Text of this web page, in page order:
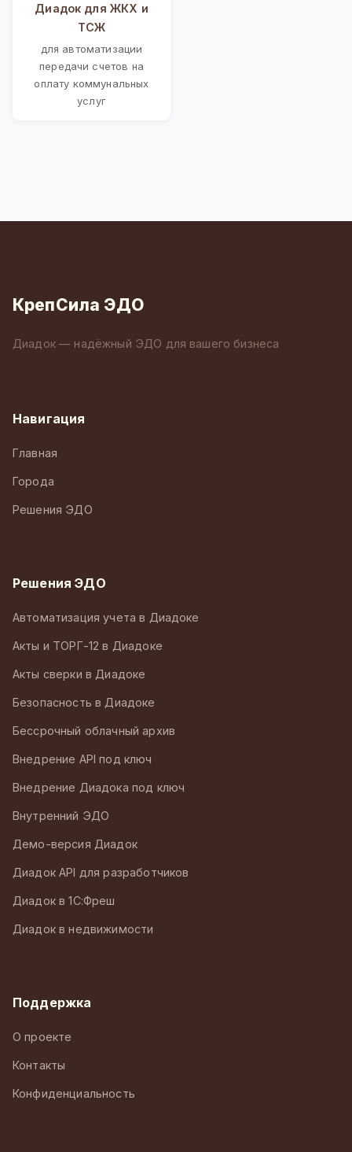
Диадок для ЖКХ и
ТСЖ
для автоматизации
передачи счетов на
оплату коммунальных
услуг
КрепСила ЭДО
Диадок — надёжный ЭДО для вашего бизнеса
Навигация
Главная
Города
Решения ЭДО
Решения ЭДО
Автоматизация учета в Диадоке
Акты и ТОРГ-12 в Диадоке
Акты сверки в Диадоке
Безопасность в Диадоке
Бессрочный облачный архив
Внедрение API под ключ
Внедрение Диадока под ключ
Внутренний ЭДО
Демо-версия Диадок
Диадок API для разработчиков
Диадок в 1С:Фреш
Диадок в недвижимости
Поддержка
О проекте
Контакты
Конфиденциальность